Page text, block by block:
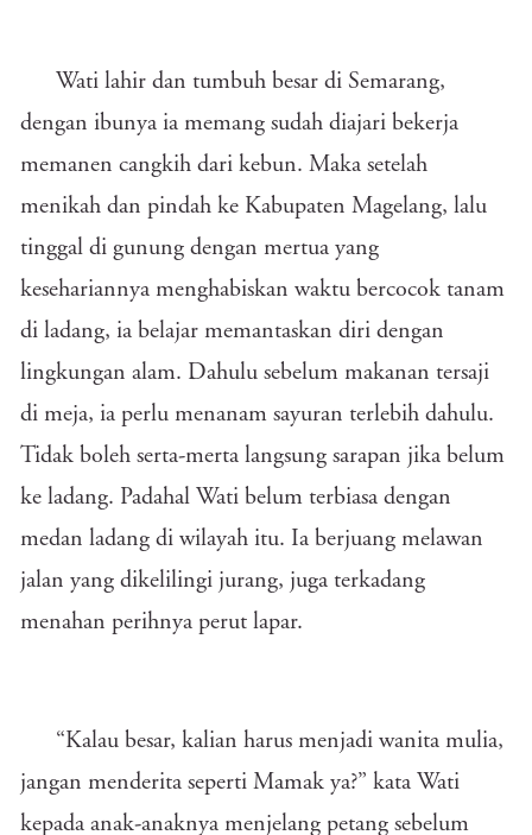
Wati lahir dan tumbuh besar di Semarang,
dengan ibunya ia memang sudah diajari bekerja
memanen cangkih dari kebun. Maka setelah
menikah dan pindah ke Kabupaten Magelang, lalu
tinggal di gunung dengan mertua yang
kesehariannya menghabiskan waktu bercocok tanam
di ladang, ia belajar memantaskan diri dengan
lingkungan alam. Dahulu sebelum makanan tersaji
di meja, ia perlu menanam sayuran terlebih dahulu.
Tidak boleh serta-merta langsung sarapan jika belum
ke ladang. Padahal Wati belum terbiasa dengan
medan ladang di wilayah itu. Ia berjuang melawan
jalan yang dikelilingi jurang, juga terkadang
menahan perihnya perut lapar.
“Kalau besar, kalian harus menjadi wanita mulia,
jangan menderita seperti Mamak ya?” kata Wati
kepada anak-anaknya menjelang petang sebelum